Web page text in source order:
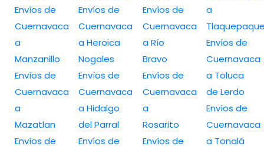
Envíos de
Cuernavaca
a
Manzanillo
Envíos de
Cuernavaca
a
Mazatlan
Envíos de
Envíos de
Cuernavaca
a Heroica
Nogales
Envíos de
Cuernavaca
a Hidalgo
del Parral
Envíos de
Envíos de
Cuernavaca
a Río
Bravo
Envíos de
Cuernavaca
a
Rosarito
Envíos de
a
Envíos de
Cuernavaca
a Toluca
de Lerdo
Envíos de
Cuernavaca
a Tonalá